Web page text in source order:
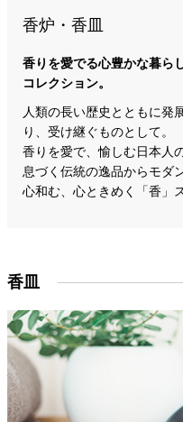
香炉・香皿
香りを愛でる心豊かな暮ら
コレクション。
人類の長い歴史とともに発
り、受け継ぐものとして。
香りを愛で、愉しむ日本人
息づく伝統の逸品からモダ
心和む、心ときめく「香」
香皿